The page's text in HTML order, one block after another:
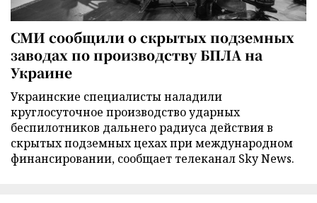
СМИ сообщили о скрытых подземных
заводах по производству БПЛА на
Украине
Украинские специалисты наладили
круглосуточное производство ударных
беспилотников дальнего радиуса действия в
скрытых подземных цехах при международном
финансировании, сообщает телеканал Sky News.